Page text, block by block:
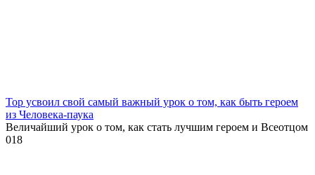
Тор усвоил свой самый важный урок о том, как быть героем
из Человека-паука
Величайший урок о том, как стать лучшим героем и Всеотцом
018